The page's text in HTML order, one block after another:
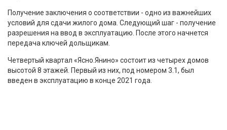
Получение заключения о соответствии - одно из важнейших
условий для сдачи жилого дома. Следующий шаг - получение
разрешения на ввод в эксплуатацию. После этого начнется
передача ключей дольщикам.
Четвертый квартал «Ясно.Янино» состоит из четырех домов
высотой 8 этажей. Первый из них, под номером 3.1, был
введен в эксплуатацию в конце 2021 года.